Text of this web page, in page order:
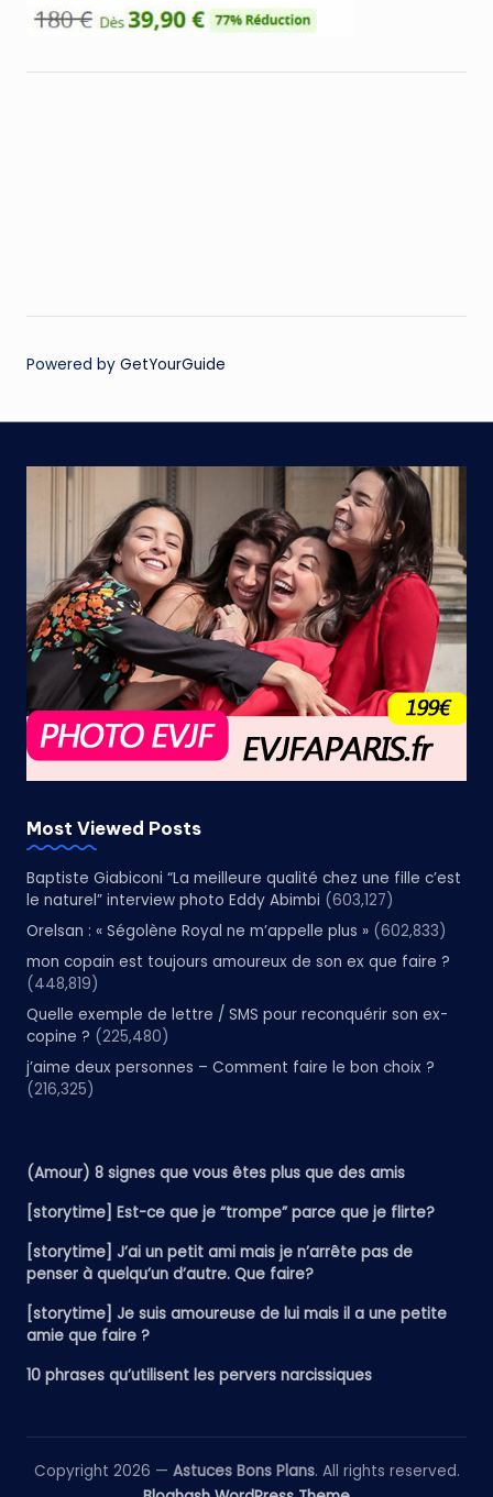
Powered by GetYourGuide
Most Viewed Posts
Baptiste Giabiconi “La meilleure qualité chez une fille c’est
le naturel” interview photo Eddy Abimbi (603,127)
Orelsan : « Ségolène Royal ne m’appelle plus » (602,833)
mon copain est toujours amoureux de son ex que faire ?
(448,819)
Quelle exemple de lettre / SMS pour reconquérir son ex-
copine ? (225,480)
j’aime deux personnes – Comment faire le bon choix ?
(216,325)
(Amour) 8 signes que vous êtes plus que des amis
[storytime] Est-ce que je “trompe” parce que je flirte?
[storytime] J’ai un petit ami mais je n’arrête pas de
penser à quelqu’un d’autre. Que faire?
[storytime] Je suis amoureuse de lui mais il a une petite
amie que faire ?
10 phrases qu’utilisent les pervers narcissiques
Copyright 2026 — Astuces Bons Plans. All rights reserved.